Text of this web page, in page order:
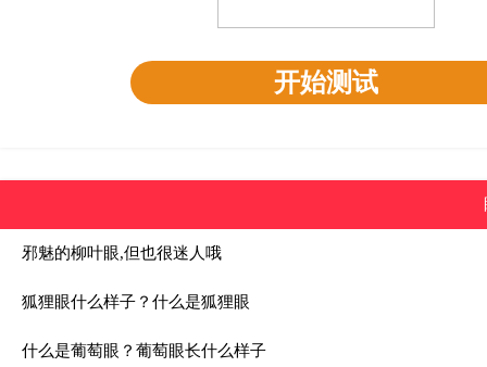
开始测试
邪魅的柳叶眼,但也很迷人哦
狐狸眼什么样子？什么是狐狸眼
什么是葡萄眼？葡萄眼长什么样子